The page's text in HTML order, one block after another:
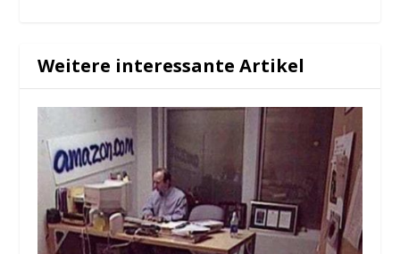
Weitere interessante Artikel